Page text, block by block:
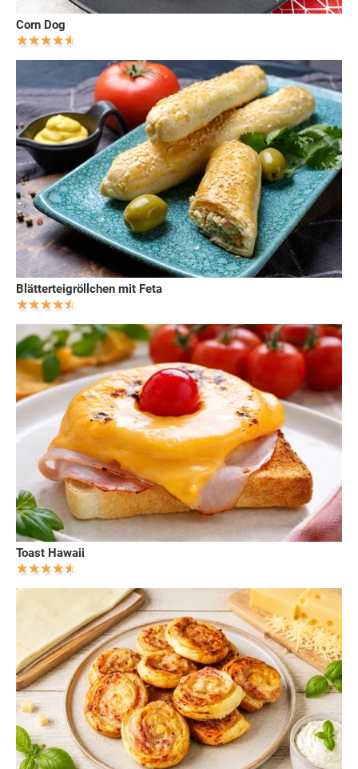
Corn Dog
Blätterteigröllchen mit Feta
Toast Hawaii